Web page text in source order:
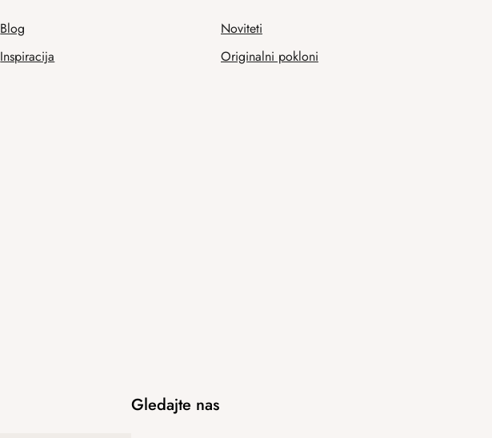
Blog
Inspiracija
Noviteti
Originalni pokloni
Gledajte nas